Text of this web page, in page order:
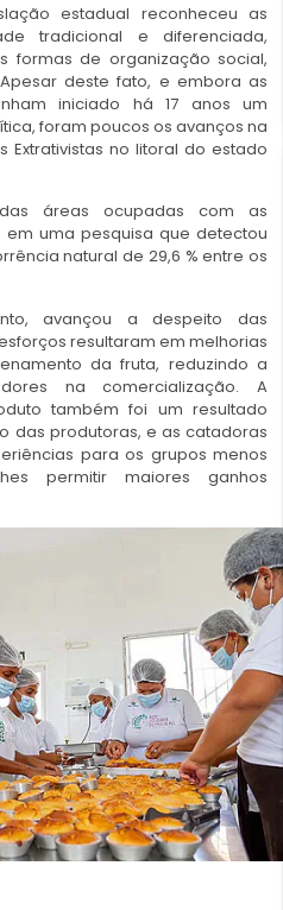
estadual reconheceu as
tradicional e diferenciada,
formas de organização social,
deste fato, e embora as
iniciado há 17 anos um
foram poucos os avanços na
Extrativistas no litoral do estado
áreas ocupadas com as
uma pesquisa que detectou
natural de 29,6 % entre os
avançou a despeito das
resultaram em melhorias
da fruta, reduzindo a
na comercialização. A
também foi um resultado
das produtoras, e as catadoras
para os grupos menos
permitir maiores ganhos